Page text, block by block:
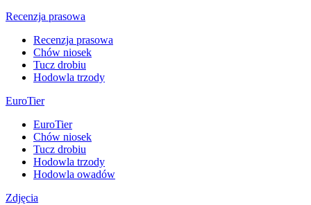
Recenzja prasowa
Recenzja prasowa
Chów niosek
Tucz drobiu
Hodowla trzody
EuroTier
EuroTier
Chów niosek
Tucz drobiu
Hodowla trzody
Hodowla owadów
Zdjęcia